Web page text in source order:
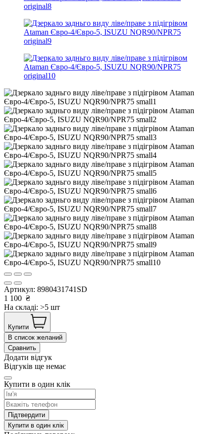
Артикул: 8980431741SD
1 100 ₴
На складі: >5 шт
Купити
В список желаний
Сравнить
Додати відгук
Відгуків ще немає
Купити в один клік
Підтвердити
Купити в один клік